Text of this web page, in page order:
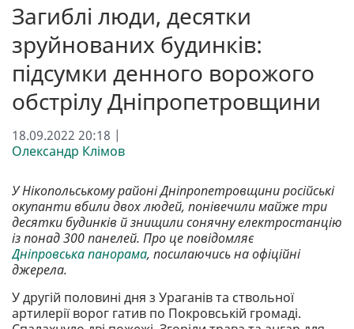
Загиблі люди, десятки
зруйнованих будинків:
підсумки денного ворожого
обстрілу Дніпропетровщини
18.09.2022 20:18 |
Олександр Клімов
У Нікопольському районі Дніпропетровщини російські
окупанти вбили двох людей, понівечили майже три
десятки будинків й знищили сонячну електростанцію
із понад 300 панелей. Про це повідомляє
Дніпровська панорама, посилаючись на офіційні
джерела.
У другій половині дня з Ураганів та ствольної
артилерії ворог гатив по Покровській громаді.